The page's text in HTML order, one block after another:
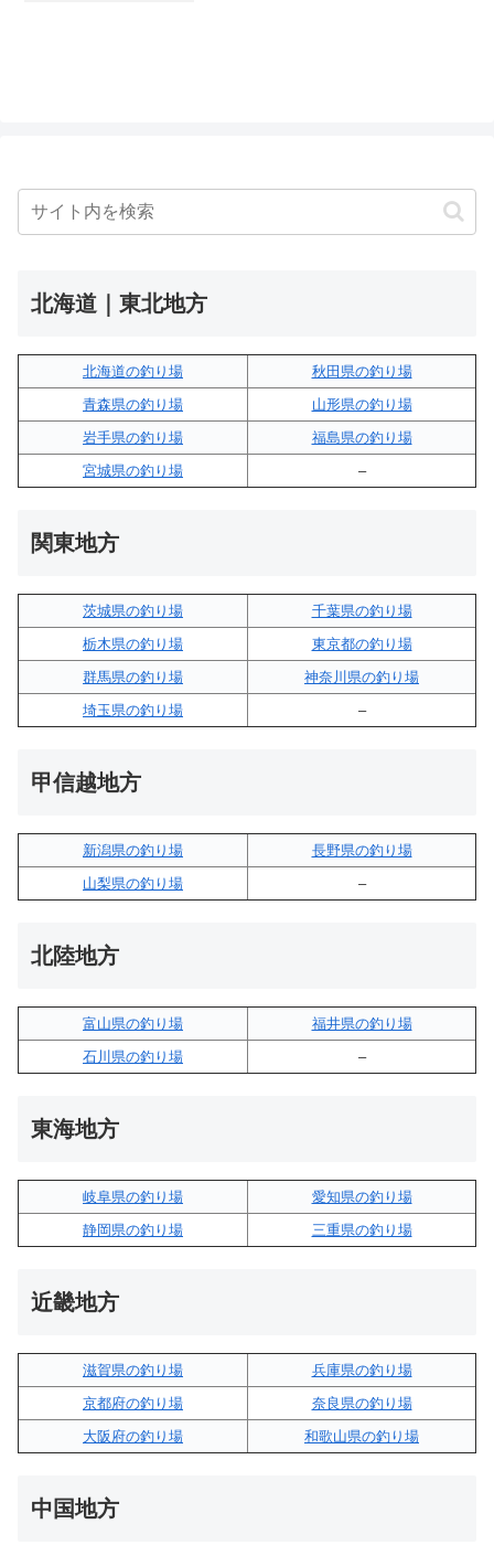
北海道｜東北地方
北海道の釣り場
秋田県の釣り場
青森県の釣り場
山形県の釣り場
岩手県の釣り場
福島県の釣り場
宮城県の釣り場
–
関東地方
茨城県の釣り場
千葉県の釣り場
栃木県の釣り場
東京都の釣り場
群馬県の釣り場
神奈川県の釣り場
埼玉県の釣り場
–
甲信越地方
新潟県の釣り場
長野県の釣り場
山梨県の釣り場
–
北陸地方
富山県の釣り場
福井県の釣り場
石川県の釣り場
–
東海地方
岐阜県の釣り場
愛知県の釣り場
静岡県の釣り場
三重県の釣り場
近畿地方
滋賀県の釣り場
兵庫県の釣り場
京都府の釣り場
奈良県の釣り場
大阪府の釣り場
和歌山県の釣り場
中国地方